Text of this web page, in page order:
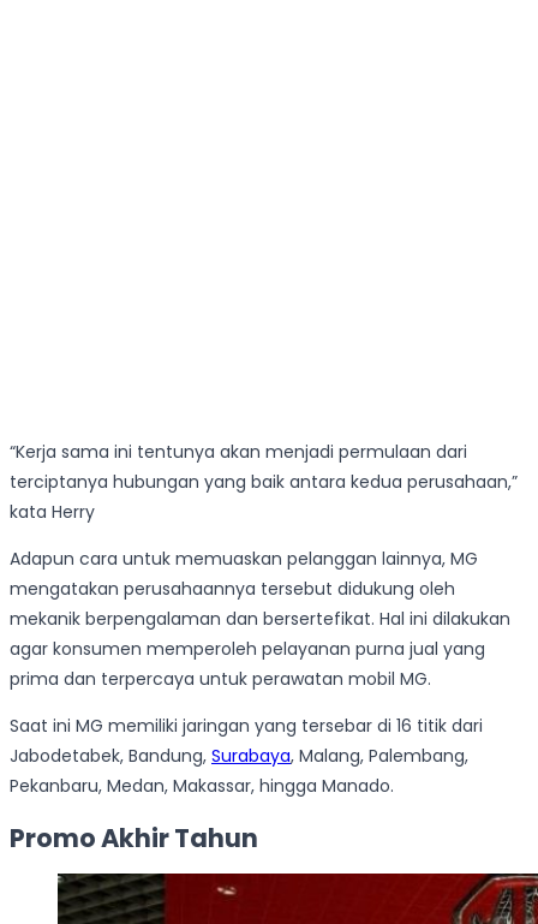
“Kerja sama ini tentunya akan menjadi permulaan dari
terciptanya hubungan yang baik antara kedua perusahaan,”
kata Herry
Adapun cara untuk memuaskan pelanggan lainnya, MG
mengatakan perusahaannya tersebut didukung oleh
mekanik berpengalaman dan bersertefikat. Hal ini dilakukan
agar konsumen memperoleh pelayanan purna jual yang
prima dan terpercaya untuk perawatan mobil MG.
Saat ini MG memiliki jaringan yang tersebar di 16 titik dari
Jabodetabek, Bandung, Surabaya, Malang, Palembang,
Pekanbaru, Medan, Makassar, hingga Manado.
Promo Akhir Tahun